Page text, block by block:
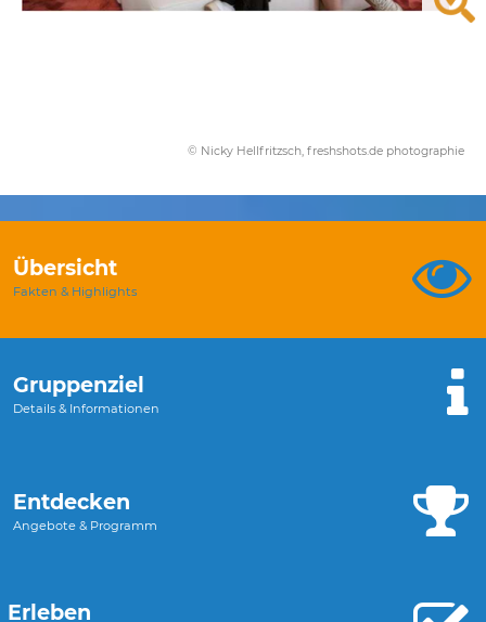
© Nicky Hellfritzsch, freshshots.de photographie
Übersicht
Fakten & Highlights
Gruppenziel
Details & Informationen
Entdecken
Angebote & Programm
Erleben